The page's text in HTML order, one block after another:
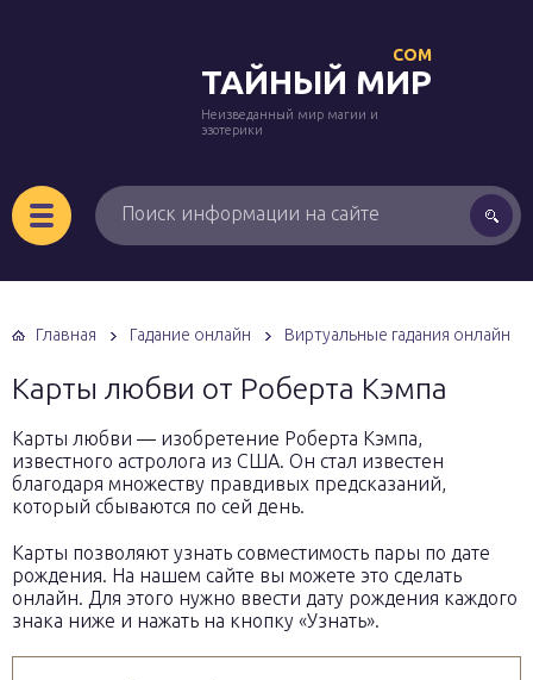
ТАЙНЫЙ МИР
COM
Неизведанный мир магии и
эзотерики
Главная Гадание онлайн Виртуальные гадания онлайн
Карты любви от Роберта Кэмпа
Карты любви — изобретение Роберта Кэмпа,
известного астролога из США. Он стал известен
благодаря множеству правдивых предсказаний,
который сбываются по сей день.
Карты позволяют узнать совместимость пары по дате
рождения. На нашем сайте вы можете это сделать
онлайн. Для этого нужно ввести дату рождения каждого
знака ниже и нажать на кнопку «Узнать».